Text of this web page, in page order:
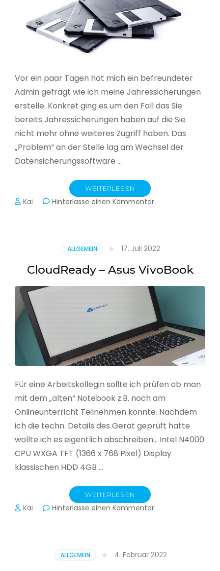
Vor ein paar Tagen hat mich ein befreundeter
Admin gefragt wie ich meine Jahressicherungen
erstelle. Konkret ging es um den Fall das Sie
bereits Jahressicherungen haben auf die Sie
nicht mehr ohne weiteres Zugriff haben. Das
„Problem“ an der Stelle lag am Wechsel der
Datensicherungssoftware …
WEITERLESEN
Kai Hinterlasse einen Kommentarzu
Jahressicherung
ALLGEMEIN 17. Juli 2022
CloudReady – Asus VivoBook
Für eine Arbeitskollegin sollte ich prüfen ob man
mit dem „alten“ Notebook z.B. noch am
Onlineunterricht Teilnehmen könnte. Nachdem
ich die techn. Details des Gerät geprüft hatte
wollte ich es eigentlich abschreiben… Intel N4000
CPU WXGA TFT (1366 x 768 Pixel) Display
klassischen HDD 4GB …
WEITERLESEN
Kai Hinterlasse einen Kommentarzu
ALLGEMEIN 4. Februar 2022